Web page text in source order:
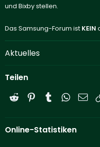
und Bixby stellen.
Das Samsung-Forum ist KEIN
Aktuelles
Teilen
Reddit PinterestTumblr E-
Online-Statistiken